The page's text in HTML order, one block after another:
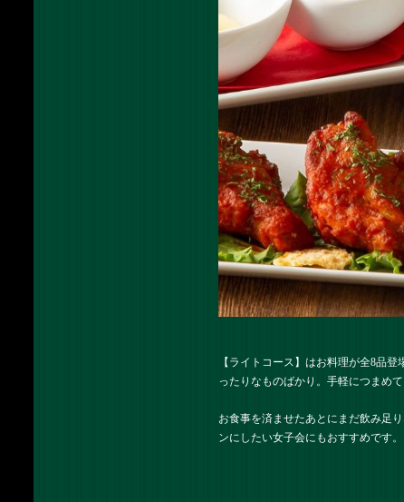
【ライトコース】はお料理が全8品
ったりなものばかり。手軽につまめ
お食事を済ませたあとにまだ飲み足
ンにしたい女子会にもおすすめです。